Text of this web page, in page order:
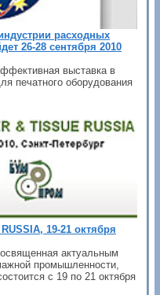
расходных
26-28 сентября 2010
выставка в
печатного оборудования
19-21 октября
актуальным
промышленности,
с 19 по 21 октября